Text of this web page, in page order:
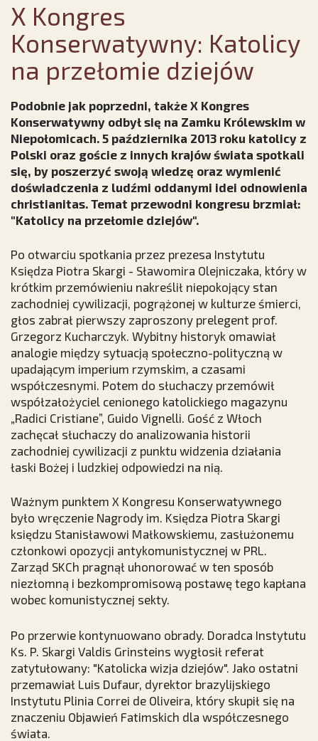
X Kongres
Konserwatywny: Katolicy
na przełomie dziejów
Podobnie jak poprzedni, także X Kongres
Konserwatywny odbył się na Zamku Królewskim w
Niepołomicach. 5 października 2013 roku katolicy z
Polski oraz goście z innych krajów świata spotkali
się, by poszerzyć swoją wiedzę oraz wymienić
doświadczenia z ludźmi oddanymi idei odnowienia
christianitas. Temat przewodni kongresu brzmiał:
"Katolicy na przełomie dziejów".
Po otwarciu spotkania przez prezesa Instytutu
Księdza Piotra Skargi - Sławomira Olejniczaka, który w
krótkim przemówieniu nakreślił niepokojący stan
zachodniej cywilizacji, pogrążonej w kulturze śmierci,
głos zabrał pierwszy zaproszony prelegent prof.
Grzegorz Kucharczyk. Wybitny historyk omawiał
analogie między sytuacją społeczno-polityczną w
upadającym imperium rzymskim, a czasami
współczesnymi. Potem do słuchaczy przemówił
współzałożyciel cenionego katolickiego magazynu
„Radici Cristiane”, Guido Vignelli. Gość z Włoch
zachęcał słuchaczy do analizowania historii
zachodniej cywilizacji z punktu widzenia działania
łaski Bożej i ludzkiej odpowiedzi na nią.
Ważnym punktem X Kongresu Konserwatywnego
było wręczenie Nagrody im. Księdza Piotra Skargi
księdzu Stanisławowi Małkowskiemu, zasłużonemu
członkowi opozycji antykomunistycznej w PRL.
Zarząd SKCh pragnął uhonorować w ten sposób
niezłomną i bezkompromisową postawę tego kapłana
wobec komunistycznej sekty.
Po przerwie kontynuowano obrady. Doradca Instytutu
Ks. P. Skargi Valdis Grinsteins wygłosił referat
zatytułowany: "Katolicka wizja dziejów". Jako ostatni
przemawiał Luis Dufaur, dyrektor brazylijskiego
Instytutu Plinia Correi de Oliveira, który skupił się na
znaczeniu Objawień Fatimskich dla współczesnego
świata.